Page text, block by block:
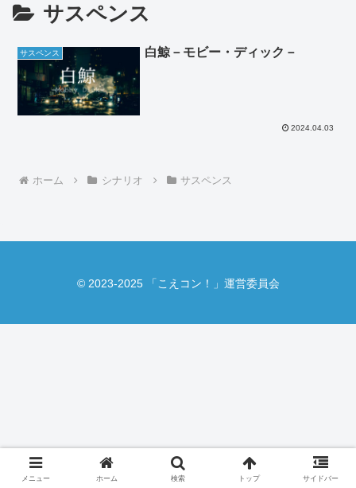
サスペンス
サスペンス 白鯨－モビー・ディック－
2024.04.03
ホーム シナリオ サスペンス
© 2023-2025 「こえコン！」運営委員会
メニュー ホーム 検索 トップ サイドバー